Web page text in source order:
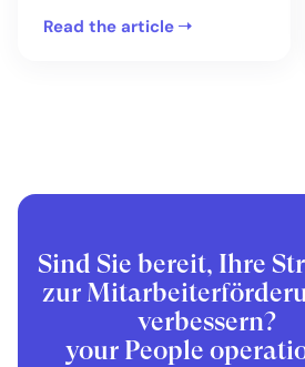
Read the article
Sind Sie bereit, Ihre
zur
verbessern?
your People